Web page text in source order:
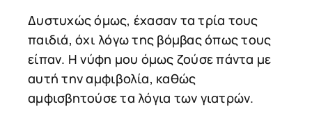
Δυστυχώς όμως, έχασαν τα τρία τους
παιδιά, όχι λόγω της βόμβας όπως τους
είπαν. Η νύφη μου όμως ζούσε πάντα με
αυτή την αμφιβολία, καθώς
αμφισβητούσε τα λόγια των γιατρών.